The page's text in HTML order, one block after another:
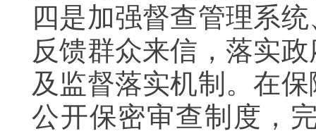
四是加强督查管理系
反馈群众来信，落实
及监督落实机制。在
公开保密审查制度，